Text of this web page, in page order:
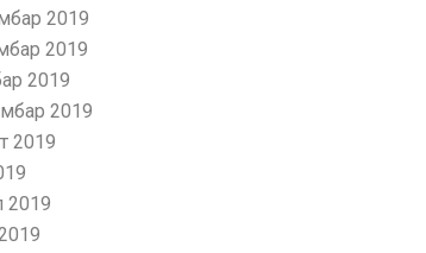
2019
2019
2019
2019
2019
2019